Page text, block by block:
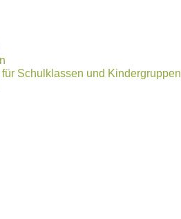
Schulklassen und Kindergruppen